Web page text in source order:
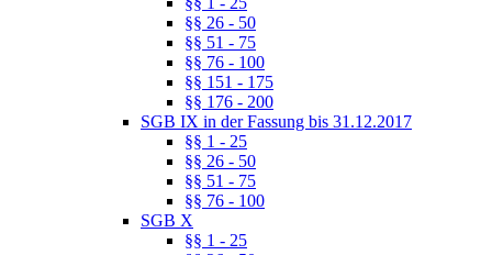
§§ 26 - 50
§§ 51 - 75
§§ 76 - 100
§§ 151 - 175
§§ 176 - 200
SGB IX in der Fassung bis 31.12.2017
§§ 1 - 25
§§ 26 - 50
§§ 51 - 75
§§ 76 - 100
SGB X
§§ 1 - 25